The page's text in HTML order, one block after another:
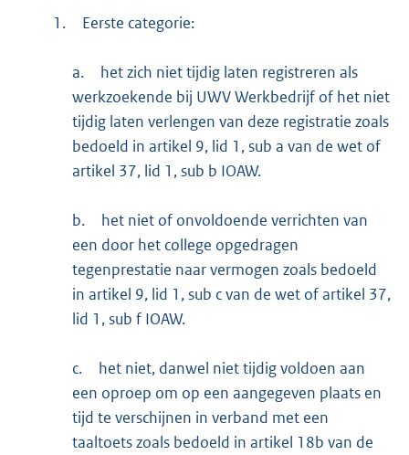
1. Eerste categorie:
a.
het zich niet tijdig laten registreren als
werkzoekende bij UWV Werkbedrijf of het niet
tijdig laten verlengen van deze registratie zoals
bedoeld in artikel 9, lid 1, sub a van de wet of
artikel 37, lid 1, sub b IOAW.
b.
het niet of onvoldoende verrichten van
een door het college opgedragen
tegenprestatie naar vermogen zoals bedoeld
in artikel 9, lid 1, sub c van de wet of artikel 37,
lid 1, sub f IOAW.
c.
het niet, danwel niet tijdig voldoen aan
een oproep om op een aangegeven plaats en
tijd te verschijnen in verband met een
taaltoets zoals bedoeld in artikel 18b van de